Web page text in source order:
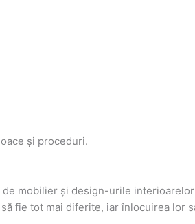
și proceduri.
de mobilier și design-urile interioarelor
fie tot mai diferite, iar înlocuirea lor